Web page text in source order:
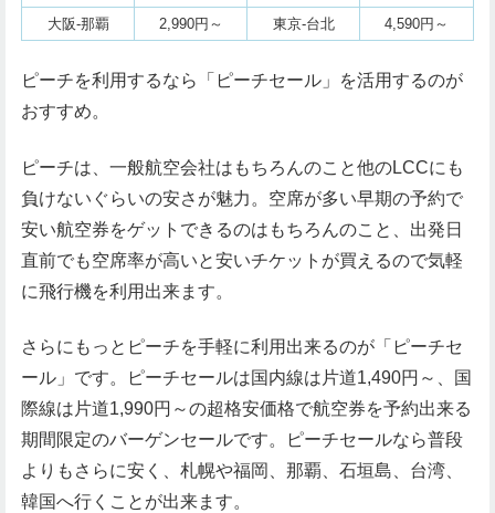
大阪-那覇
2,990円～ 東京-台北 4,590円～
ピーチを利用するなら「ピーチセール」を活用するのが
おすすめ。
ピーチは、一般航空会社はもちろんのこと他のLCCにも
負けないぐらいの安さが魅力。空席が多い早期の予約で
安い航空券をゲットできるのはもちろんのこと、出発日
直前でも空席率が高いと安いチケットが買えるので気軽
に飛行機を利用出来ます。
さらにもっとピーチを手軽に利用出来るのが「ピーチセ
ール」です。ピーチセールは国内線は片道1,490円～、国
際線は片道1,990円～の超格安価格で航空券を予約出来る
期間限定のバーゲンセールです。ピーチセールなら普段
よりもさらに安く、札幌や福岡、那覇、石垣島、台湾、
韓国へ行くことが出来ます。